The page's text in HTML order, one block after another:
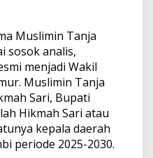
Muslimin Tanja
sosok analis,
menjadi Wakil
Muslimin Tanja
Sari, Bupati
Hikmah Sari atau
kepala daerah
periode 2025-2030.